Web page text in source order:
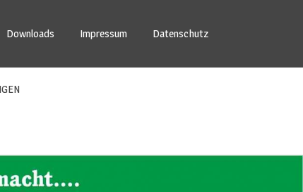
Downloads Impressum Datenschutz